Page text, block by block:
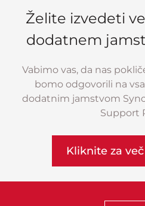
Želite izvedeti
dodatnem
Vabimo vas, da nas
bomo odgovorili na
dodatnim jamstvom
Support
Kliknite za